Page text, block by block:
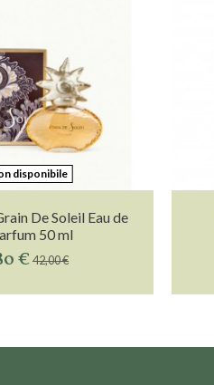
disponibile
De Soleil Eau de
50 ml
€42,00 €